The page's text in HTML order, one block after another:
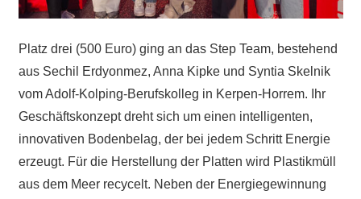
Platz drei (500 Euro) ging an das Step Team, bestehend
aus Sechil Erdyonmez, Anna Kipke und Syntia Skelnik
vom Adolf-Kolping-Berufskolleg in Kerpen-Horrem. Ihr
Geschäftskonzept dreht sich um einen intelligenten,
innovativen Bodenbelag, der bei jedem Schritt Energie
erzeugt. Für die Herstellung der Platten wird Plastikmüll
aus dem Meer recycelt. Neben der Energiegewinnung